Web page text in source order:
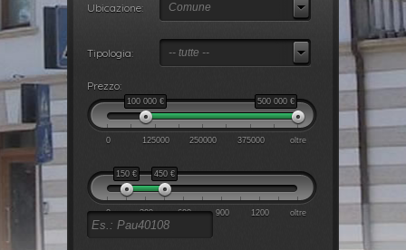
Ubicazione: Comune
Tipologia: -- tutte --
Prezzo:
100 000€ 500 000 €
0 125000 250000 375000 oltre
150€ 450€
0 300 600 900 1200 oltre